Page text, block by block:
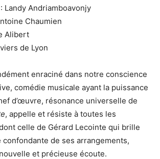
Landy Andriamboavonjy
Chaumien
Alibert
de Lyon
enraciné dans notre conscience
comédie musicale ayant la puissance
d’œuvre, résonance universelle de
, appelle et résiste à toutes les
celle de Gérard Lecointe qui brille
confondante de ses arrangements,
et précieuse écoute.